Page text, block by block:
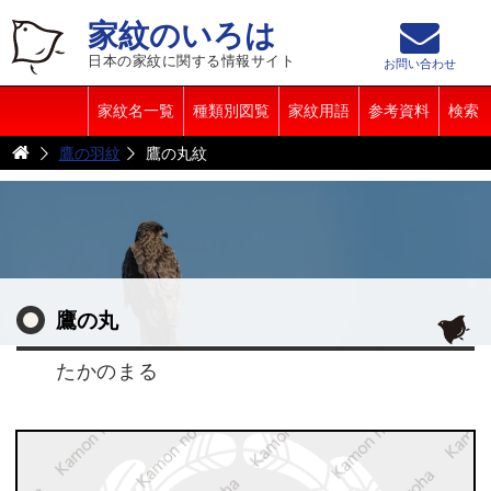
家紋のいろは
日本の家紋に関する情報サイト
家紋名一覧 種類別図覧 家紋用語 参考資料 検索
お問い合わせ
鷹の羽紋 鷹の丸紋
鷹の丸
たかのまる